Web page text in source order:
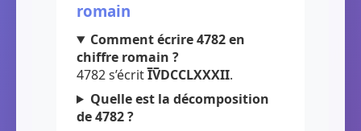
romain
Comment écrire 4782 en
chiffre romain ?
4782 s’écritI̅V̅DCCLXXXII.
Quelle est la décomposition
de 4782 ?